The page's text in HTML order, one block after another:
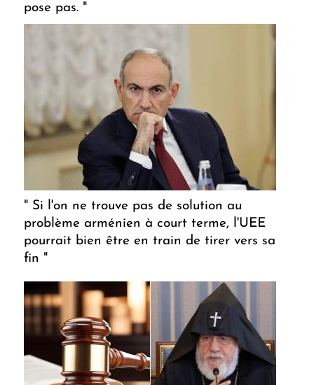
pose pas. "
" Si l'on ne trouve pas de solution au
problème arménien à court terme, l'UEE
pourrait bien être en train de tirer vers sa
fin "